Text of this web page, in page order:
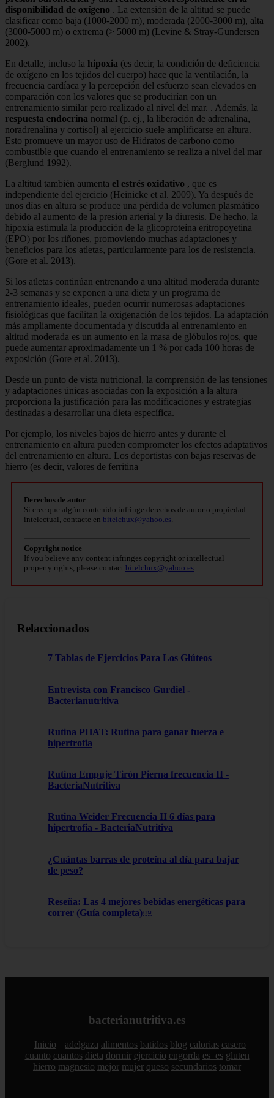
disponibilidad de oxígeno . La extensión de la altitud se puede
clasificar como baja (1000-2000 m), moderada (2000-3000 m), alta
(3000-5000 m) o extrema (> 5000 m) (Levine & Stray-Gundersen
2002).
En detalle, incluso la hipoxia (es decir, la condición de deficiencia
de oxígeno en los tejidos del cuerpo) hace que la ventilación, la
frecuencia cardíaca y la percepción del esfuerzo sean elevados en
comparación con los valores que se producirían con un
entrenamiento similar pero realizado al nivel del mar. . Además, la
respuesta endocrina normal (p. ej., la liberación de adrenalina,
noradrenalina y cortisol) al ejercicio suele amplificarse en altura.
Esto promueve un mayor uso de Hidratos de carbono como
combustible que cuando el entrenamiento se realiza a nivel del mar
(Berglund 1992).
La altitud también aumenta el estrés oxidativo , que es
independiente del ejercicio (Heinicke et al. 2009). Ya después de
unos días en altura se produce una pérdida de volumen plasmático
debido al aumento de la presión arterial y la diuresis. De hecho, la
hipoxia estimula la producción de la glicoproteína eritropoyetina
(EPO) por los riñones, promoviendo muchas adaptaciones y
beneficios para los atletas, particularmente para los de resistencia.
(Gore et al. 2013).
Si los atletas continúan entrenando a una altitud moderada durante
2-3 semanas y se exponen a una dieta y un programa de
entrenamiento ideales, pueden ocurrir numerosas adaptaciones
fisiológicas que facilitan la oxigenación de los tejidos. La adaptación
más ampliamente documentada y discutida al entrenamiento en
altitud moderada es un aumento en la masa de glóbulos rojos, que
puede aumentar aproximadamente un 1 % por cada 100 horas de
exposición (Gore et al. 2013).
Desde un punto de vista nutricional, la comprensión de las tensiones
y adaptaciones únicas asociadas con la exposición a la altura
proporciona la justificación para las modificaciones y estrategias
destinadas a desarrollar una dieta específica.
Por ejemplo, los niveles bajos de hierro antes y durante el
entrenamiento en altura pueden comprometer los efectos adaptativos
del entrenamiento en altura. Los deportistas con bajas reservas de
hierro (es decir, valores de ferritina
Derechos de autor
Si cree que algún contenido infringe derechos de autor o propiedad
intelectual, contacte en bitelchux@yahoo.es
Copyright notice
If you believe any content infringes copyright or intellectual
property rights, please contact bitelchux@yahoo.es
Relaccionados
7 Tablas de Ejercicios Para Los Glúteos
Entrevista con Francisco Gurdiel -
Bacterianutritiva
Rutina PHAT: Rutina para ganar fuerza e
hipertrofia
Rutina Empuje Tirón Pierna frecuencia II -
BacteriaNutritiva
Rutina Weider Frecuencia II 6 días para
hipertrofia - BacteriaNutritiva
¿Cuántas barras de proteína al día para bajar
de peso?
Reseña: Las 4 mejores bebidas energéticas para
correr (Guía completa)￼
bacterianutritiva.es
Inicio adelgaza alimentos batidos blog calorias casero
cuanto cuantos dieta dormir ejercicio engorda es_es gluten
hierro magnesio mejor mujer queso secundarios tomar